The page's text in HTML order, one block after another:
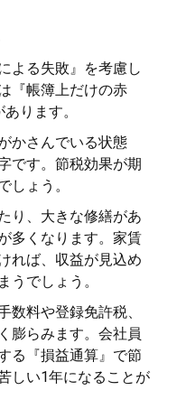
よる失敗』を考慮し
『帳簿上だけの赤
ります。
かさんでいる状態
です。節税効果が期
しょう。
り、大きな修繕があ
多くなります。家賃
れば、収益が見込め
うでしょう。
数料や登録免許税、
膨らみます。会社員
る『損益通算』で節
しい1年になることが